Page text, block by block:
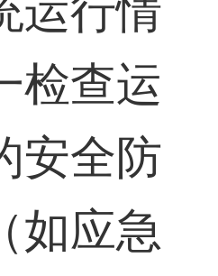
运行情
检查运
安全防
如应急